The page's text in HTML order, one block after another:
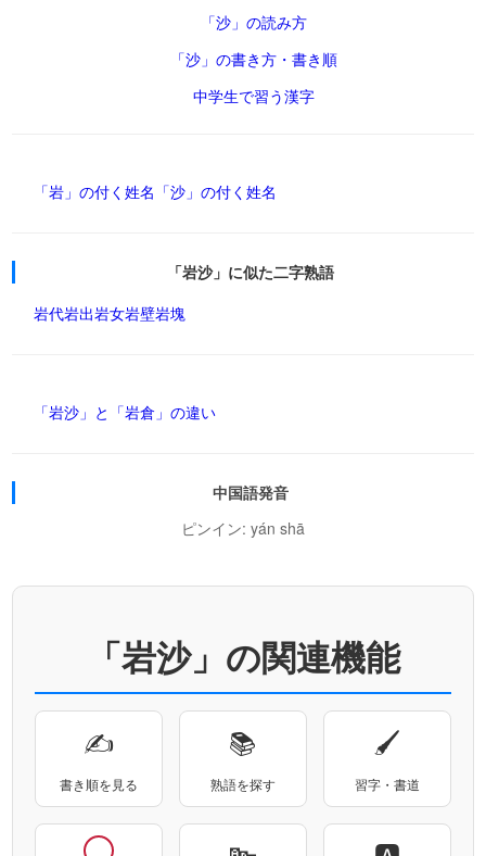
「沙」の読み方
「沙」の書き方・書き順
中学生で習う漢字
「岩」の付く姓名 「沙」の付く姓名
「岩沙」に似た二字熟語
岩代岩出岩女岩壁岩塊
「岩沙」と「岩倉」の違い
中国語発音
ピンイン: yán shā
「岩沙」の関連機能
✍
書き順を見る
📚
熟語を探す
🖌
習字・書道